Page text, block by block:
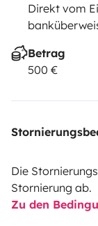
Direkt vom
Betrag
500 €
Die
Stornierung ab.
Zu den